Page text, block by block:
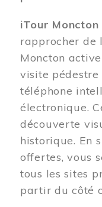
iTour Moncton
rapprocher de
Moncton
visite
téléphone
électronique.
découverte
historique. En
offertes, vous
tous les sites
partir du côté